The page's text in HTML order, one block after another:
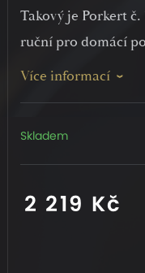
Takový je Porkert
ruční pro domácí
Více informací
Skladem
2 219 Kč